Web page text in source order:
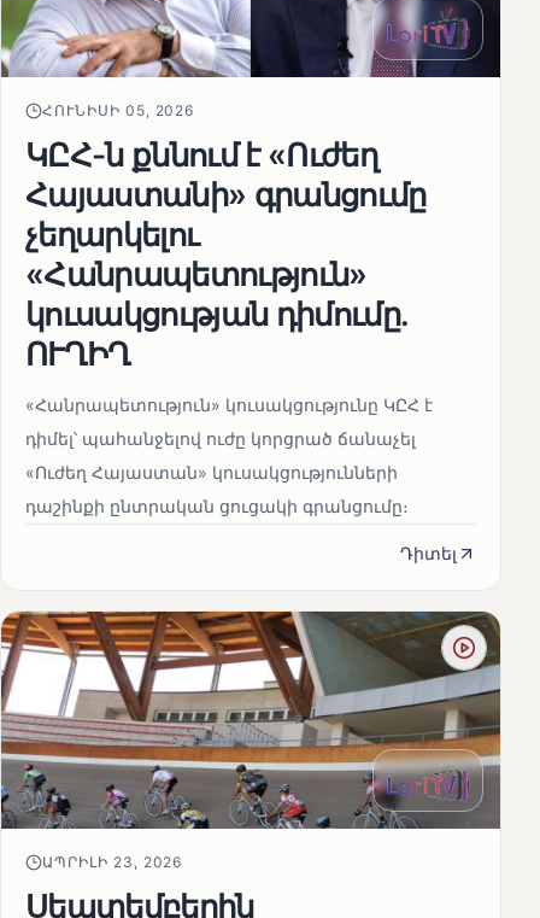
ՀՈՒՆԻՍԻ 05, 2026
ԿԸՀ-ն քննում է «Ուժեղ
Հայաստանի» գրանցումը
չեղարկելու
«Հանրապետություն»
կուսակցության դիմումը.
ՈՒՂԻՂ
«Հանրապետություն» կուսակցությունը ԿԸՀ է
դիմել՝ պահանջելով ուժը կորցրած ճանաչել
«Ուժեղ Հայաստան» կուսակցությունների
դաշինքի ընտրական ցուցակի գրանցումը։
Դիտել
ԱՊՐԻԼԻ 23, 2026
Սեպտեմբերին